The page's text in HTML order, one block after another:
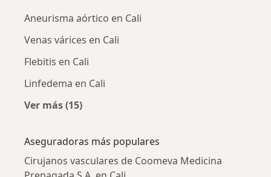
Aneurisma aórtico en Cali
Venas várices en Cali
Flebitis en Cali
Linfedema en Cali
Ver más (15)
Aseguradoras más populares
Cirujanos vasculares de Coomeva Medicina